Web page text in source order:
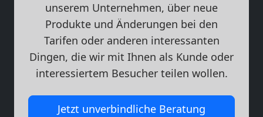
unserem Unternehmen, über neue
Produkte und Änderungen bei den
Tarifen oder anderen interessanten
Dingen, die wir mit Ihnen als Kunde oder
interessiertem Besucher teilen wollen.
Jetzt unverbindliche Beratung